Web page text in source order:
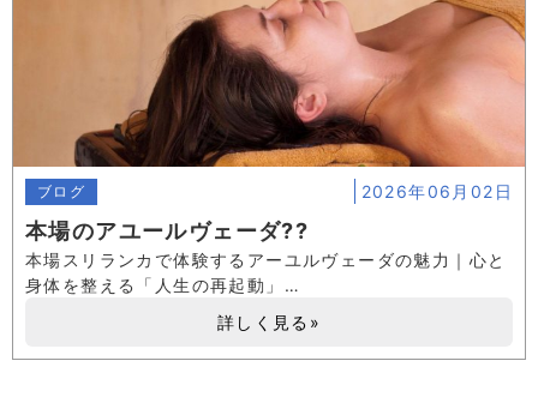
本場のアユールヴェーダ??
ブログ 2026年06月02日
本場スリランカで体験するアーユルヴェーダの魅力｜心と
身体を整える「人生の再起動」…
詳しく見る»